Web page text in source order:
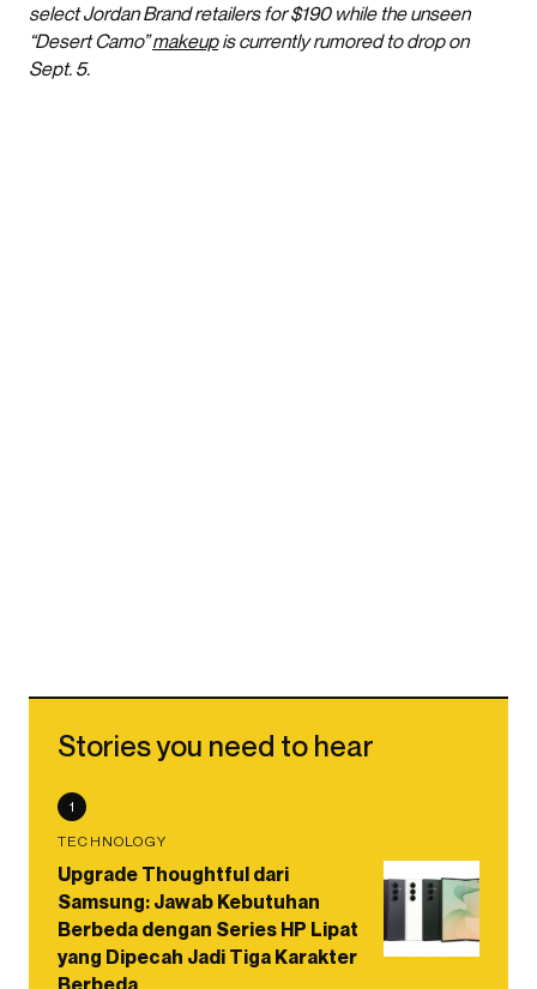
select Jordan Brand retailers for $190 while the unseen
“Desert Camo”makeupis currently rumored to drop on
Sept. 5.
Stories you need to hear
1
TECHNOLOGY
Upgrade Thoughtful dari
Samsung: Jawab Kebutuhan
Berbeda dengan Series HP Lipat
yang Dipecah Jadi Tiga Karakter
Berbeda